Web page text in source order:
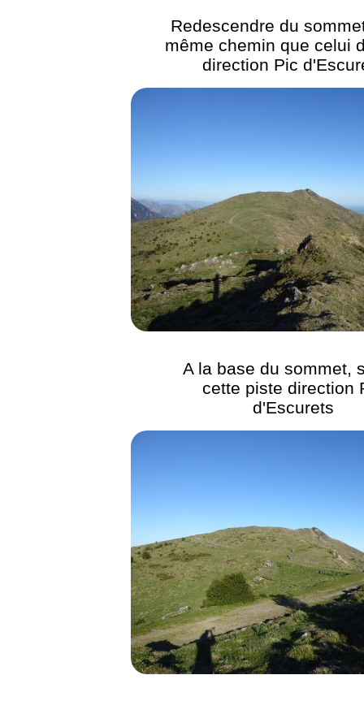
Redescendre du
même chemin que celui
direction Pic
A la base du sommet,
cette piste direction
d'Escurets